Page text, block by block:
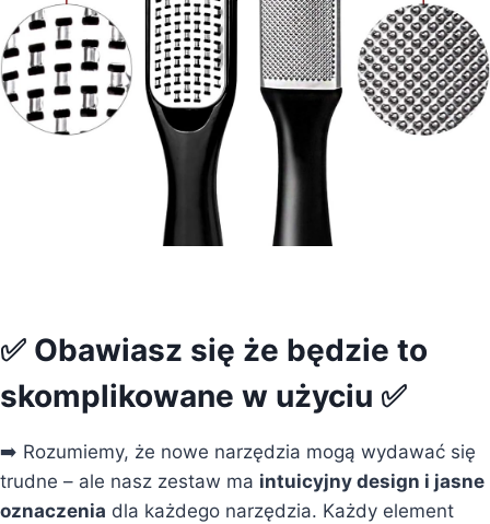
✅ Obawiasz się że będzie to
skomplikowane w użyciu ✅
➡️ Rozumiemy, że nowe narzędzia mogą wydawać się
trudne – ale nasz zestaw ma intuicyjny design i jasne
oznaczenia dla każdego narzędzia. Każdy element